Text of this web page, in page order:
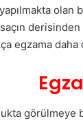
olan
egzama daha
görülmeye